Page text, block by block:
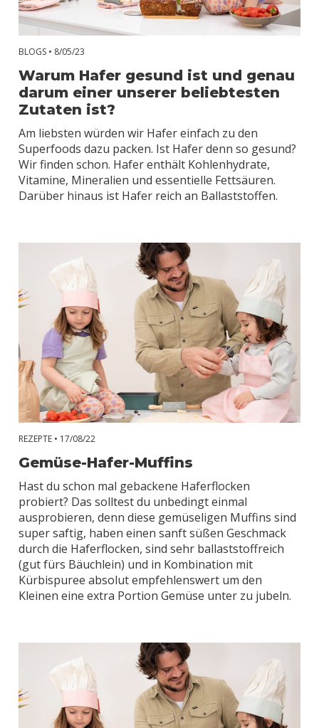
BLOGS • 8/05/23
Warum Hafer gesund ist und genau
darum einer unserer beliebtesten
Zutaten ist?
Am liebsten würden wir Hafer einfach zu den
Superfoods dazu packen. Ist Hafer denn so gesund?
Wir finden schon. Hafer enthält Kohlenhydrate,
Vitamine, Mineralien und essentielle Fettsäuren.
Darüber hinaus ist Hafer reich an Ballaststoffen.
REZEPTE • 17/08/22
Gemüse-Hafer-Muffins
Hast du schon mal gebackene Haferflocken
probiert? Das solltest du unbedingt einmal
ausprobieren, denn diese gemüseligen Muffins sind
super saftig, haben einen sanft süßen Geschmack
durch die Haferflocken, sind sehr ballaststoffreich
(gut fürs Bäuchlein) und in Kombination mit
Kürbispuree absolut empfehlenswert um den
Kleinen eine extra Portion Gemüse unter zu jubeln.